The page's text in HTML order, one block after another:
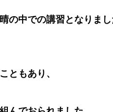
の中での講習となりまし
ともあり、